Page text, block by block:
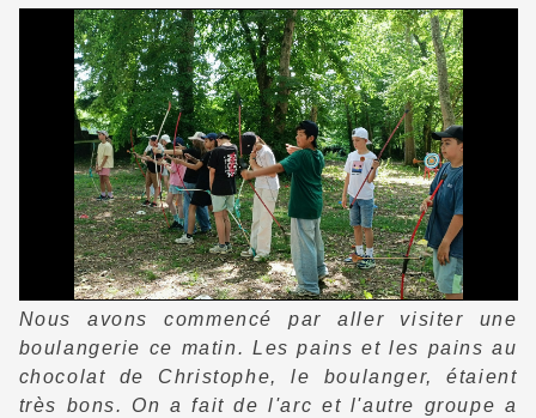
Nous avons commencé par aller visiter une
boulangerie ce matin. Les pains et les pains au
chocolat de Christophe, le boulanger, étaient
très bons. On a fait de l'arc et l'autre groupe a